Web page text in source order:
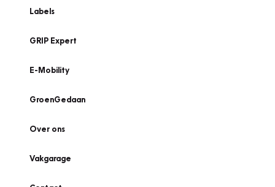
Labels
GRIP Expert
E-Mobility
GroenGedaan
Over ons
Vakgarage